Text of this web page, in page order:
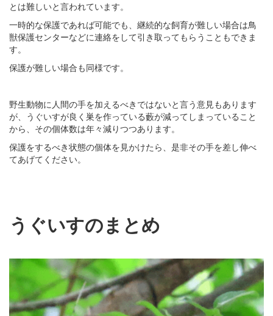
とは難しいと言われています。
一時的な保護であれば可能でも、継続的な飼育が難しい場合は鳥
獣保護センターなどに連絡をして引き取ってもらうこともできま
す。
保護が難しい場合も同様です。
野生動物に人間の手を加えるべきではないと言う意見もあります
が、うぐいすが良く巣を作っている藪が減ってしまっていること
から、その個体数は年々減りつつあります。
保護をするべき状態の個体を見かけたら、是非その手を差し伸べ
てあげてください。
うぐいすのまとめ